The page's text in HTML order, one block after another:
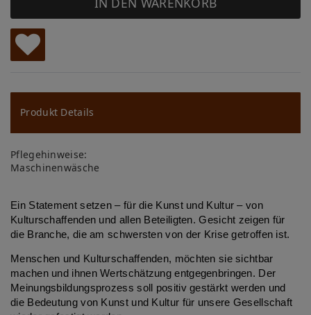
W
u
ns
ch
lis
te
Produkt Details
Pflegehinweise:
Maschinenwäsche
Ein Statement setzen – für die Kunst und Kultur – von
Kulturschaffenden und allen Beteiligten. Gesicht zeigen für
die Branche, die am schwersten von der Krise getroffen ist.
Menschen und Kulturschaffenden, möchten sie sichtbar
machen und ihnen Wertschätzung entgegenbringen. Der
Meinungsbildungsprozess soll positiv gestärkt werden und
die Bedeutung von Kunst und Kultur für unsere Gesellschaft